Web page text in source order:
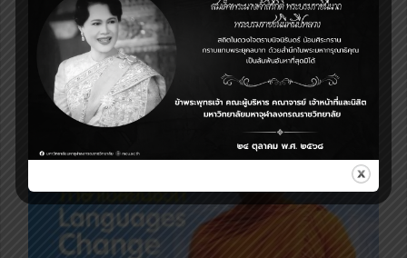
ครบกำหนดการส่งเกรด ประจำภาคการศึกษาที่ 1/2561